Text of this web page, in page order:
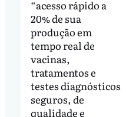
“acesso rápido a
20% de sua
produção em
tempo real de
vacinas,
tratamentos e
testes diagnósticos
seguros, de
qualidade e